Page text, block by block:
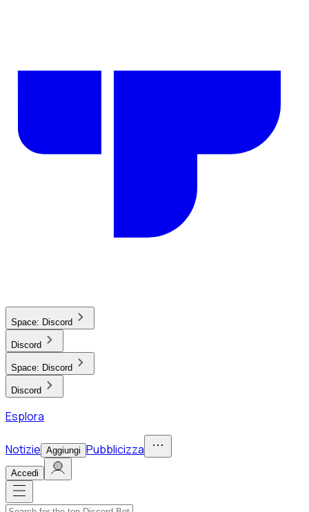
Space: Discord
Discord
Space: Discord
Discord
Esplora
Notizie Aggiungi Pubblicizza
Accedi